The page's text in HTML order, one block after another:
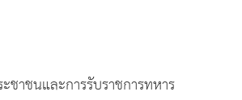
ชาชนและการรับราชการทหาร